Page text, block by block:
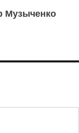
Музыченко